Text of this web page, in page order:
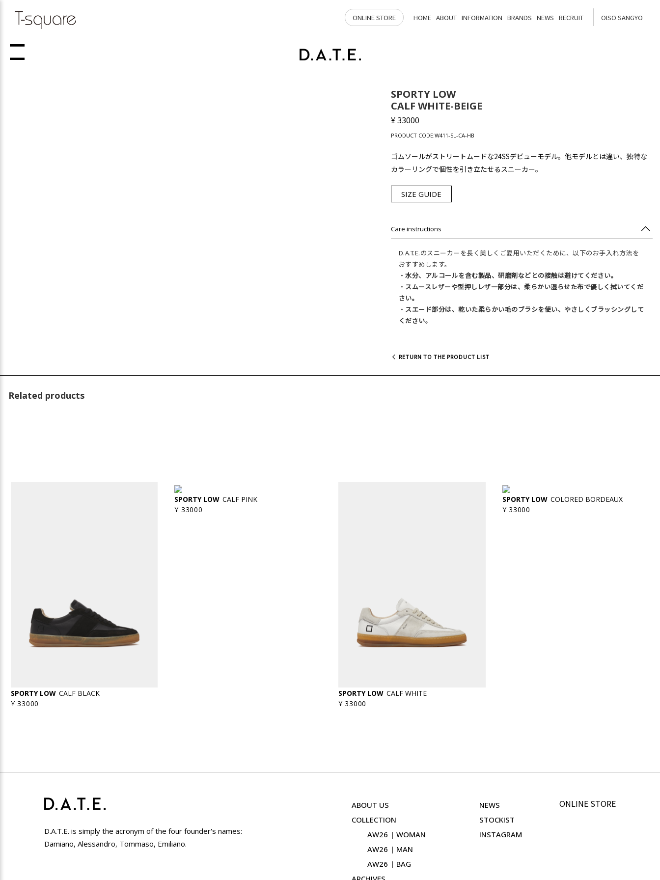
ONLINE STORE HOME ABOUT INFORMATION BRANDS NEWS RECRUIT OISO SANGYO
SPORTY LOW
CALF WHITE-BEIGE
¥ 33000
PRODUCT CODE:W411-SL-CA-HB
ゴムソールがストリートムードな24SSデビューモデル。他モデルとは違い、独特な
カラーリングで個性を引き立たせるスニーカー。
SIZE GUIDE
Care instructions
D.A.T.E.のスニーカーを長く美しくご愛用いただくために、以下のお手入れ方法を
おすすめします。
・ 水分、アルコールを含む製品、研磨剤などとの接触は避けてください。
・ スムースレザーや型押しレザー部分は、柔らかい湿らせた布で優しく拭いてくだ
さい。
・ スエード部分は、乾いた柔らかい毛のブラシを使い、やさしくブラッシングして
ください。
RETURN TO THE PRODUCT LIST
Related products
SPORTY LOW CALF BLACK
¥ 33000
SPORTY LOW CALF PINK
¥ 33000
SPORTY LOW CALF WHITE
¥ 33000
SPORTY LOW COLORED BORDEAUX
¥ 33000
D.A.T.E. is simply the acronym of the four founder's names:
Damiano, Alessandro, Tommaso, Emiliano.
ABOUT US
COLLECTION
AW26 | WOMAN
AW26 | MAN
AW26 | BAG
NEWS
STOCKIST
INSTAGRAM
ONLINE STORE